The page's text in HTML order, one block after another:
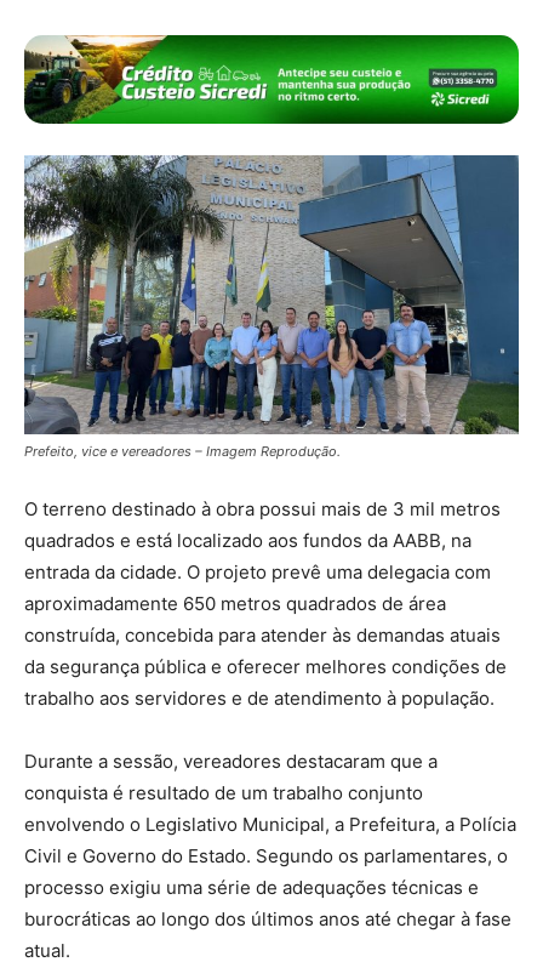
Prefeito, vice e vereadores – Imagem Reprodução.
O terreno destinado à obra possui mais de 3 mil metros
quadrados e está localizado aos fundos da AABB, na
entrada da cidade. O projeto prevê uma delegacia com
aproximadamente 650 metros quadrados de área
construída, concebida para atender às demandas atuais
da segurança pública e oferecer melhores condições de
trabalho aos servidores e de atendimento à população.
Durante a sessão, vereadores destacaram que a
conquista é resultado de um trabalho conjunto
envolvendo o Legislativo Municipal, a Prefeitura, a Polícia
Civil e Governo do Estado. Segundo os parlamentares, o
processo exigiu uma série de adequações técnicas e
burocráticas ao longo dos últimos anos até chegar à fase
atual.